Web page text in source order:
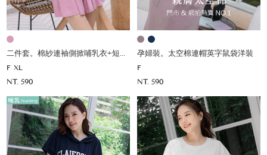
二件套。棉紗連袖側掀哺乳衣+短褲(薄)
F XL
NT. 590
孕婦裝。太空棉連帽英字鼠袋洋裝
F
NT. 590